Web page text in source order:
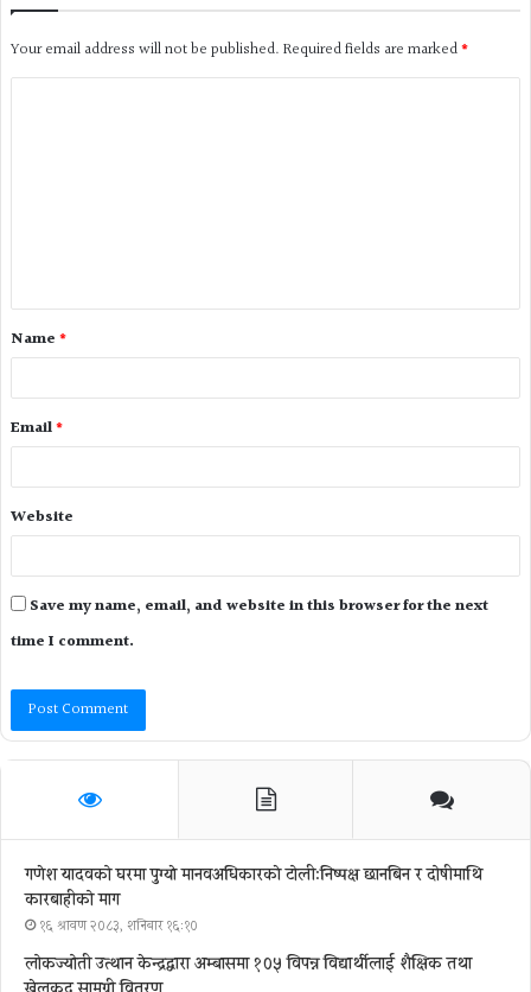
Your email address will not be published. Required fields are marked*
Name *
Email*
Website
Save my name, email, and website in this browser for the next
time I comment.
गणेश यादवको घरमा पुग्याे मानवअधिकारकाे टोली:निष्पक्ष छानबिन र दोषीमाथि
कारबाहीको माग
१६ श्रावण २०८३, शनिबार १६:१०
लोकज्योती उत्थान केन्द्रद्वारा अम्बासमा १०५ विपन्न विद्यार्थीलाई शैक्षिक तथा